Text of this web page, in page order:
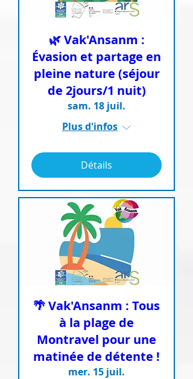
🌿 Vak'Ansanm :
Évasion et partage en
pleine nature (séjour
de 2jours/1 nuit)
sam. 18 juil.
Plus d'infos
Détails
🌴 Vak'Ansanm : Tous
à la plage de
Montravel pour une
matinée de détente !
mer. 15 juil.